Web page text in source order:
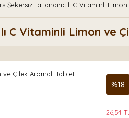
Şekersiz Tatlandırıcılı C Vitaminli
C Vitaminli Limon
%18
26,54